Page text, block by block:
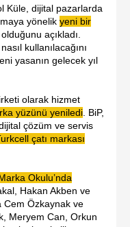
Küle, dijital pazarlarda
yönelik yeni bir
açıkladı.
kullanılacağını
yasanın gelecek yıl
olarak hizmet
yüzünü yeniledi . BiP,
çözüm ve servis
çatı markası
Okulu’nda
Hakan Akben ve
Cem Özkaynak ve
Meryem Can, Orkun